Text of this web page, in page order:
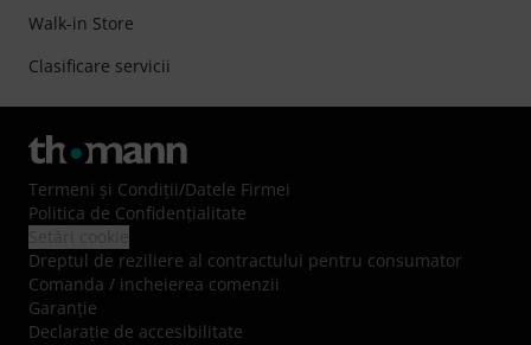
Walk-in Store
Clasificare servicii
Termeni şi Condiţii/Datele Firmei
Politica de Confidenţialitate
Dreptul de reziliere al contractului pentru consumator
Comanda / incheierea comenzii
Garanție
Declarație de accesibilitate